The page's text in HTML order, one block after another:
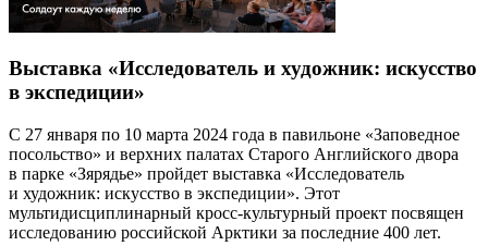
Выставка «Исследователь и художник: искусство
в экспедиции»
С 27 января по 10 марта 2024 года в павильоне «‎Заповедное
посольство» и верхних палатах Старого Английского двора
в парке «Зярядье» пройдет выставка «‎Исследователь
и художник: искусство в экспедиции». Этот
мультидисциплинарный кросс-культурный проект посвящен
исследованию российской Арктики за последние 400 лет.